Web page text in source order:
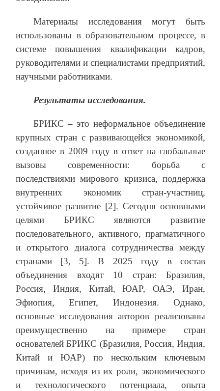
Материалы исследования могут быть
использованы в образовательном процессе, в
системе повышения квалификации кадров,
руководителями и специалистами предприятий,
научными работниками.
Результаты исследования.
БРИКС – это неформальное объединение
крупных стран с развивающейся экономикой,
созданное в 2009 году в ответ на глобальные
вызовы современности: борьба с
последствиями мирового кризиса, поддержка
внутренних экономик стран-участниц,
устойчивое развитие [2]. Сегодня основными
целями БРИКС являются развитие
последовательного, активного, прагматичного
и открытого диалога сотрудничества между
странами [3, 5]. В 2025 году в состав
объединения входят 10 стран: Бразилия,
Россия, Индия, Китай, ЮАР, ОАЭ, Иран,
Эфиопия, Египет, Индонезия. Однако,
основные исследования авторов реализованы
преимущественно на примере стран
основателей БРИКС (Бразилия, Россия, Индия,
Китай и ЮАР) по нескольким ключевым
причинам, исходя из их роли, экономического
и технологического потенциала, опыта